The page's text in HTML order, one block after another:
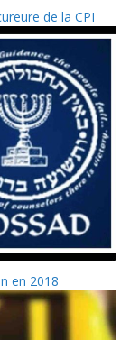
de la CPI
en 2018